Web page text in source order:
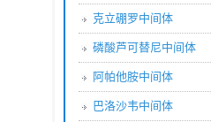
克立硼罗中间体
磷酸芦可替尼中间体
阿帕他胺中间体
巴洛沙韦中间体